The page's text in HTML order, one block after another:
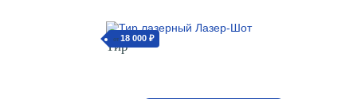
от 18 000 ₽
Тир